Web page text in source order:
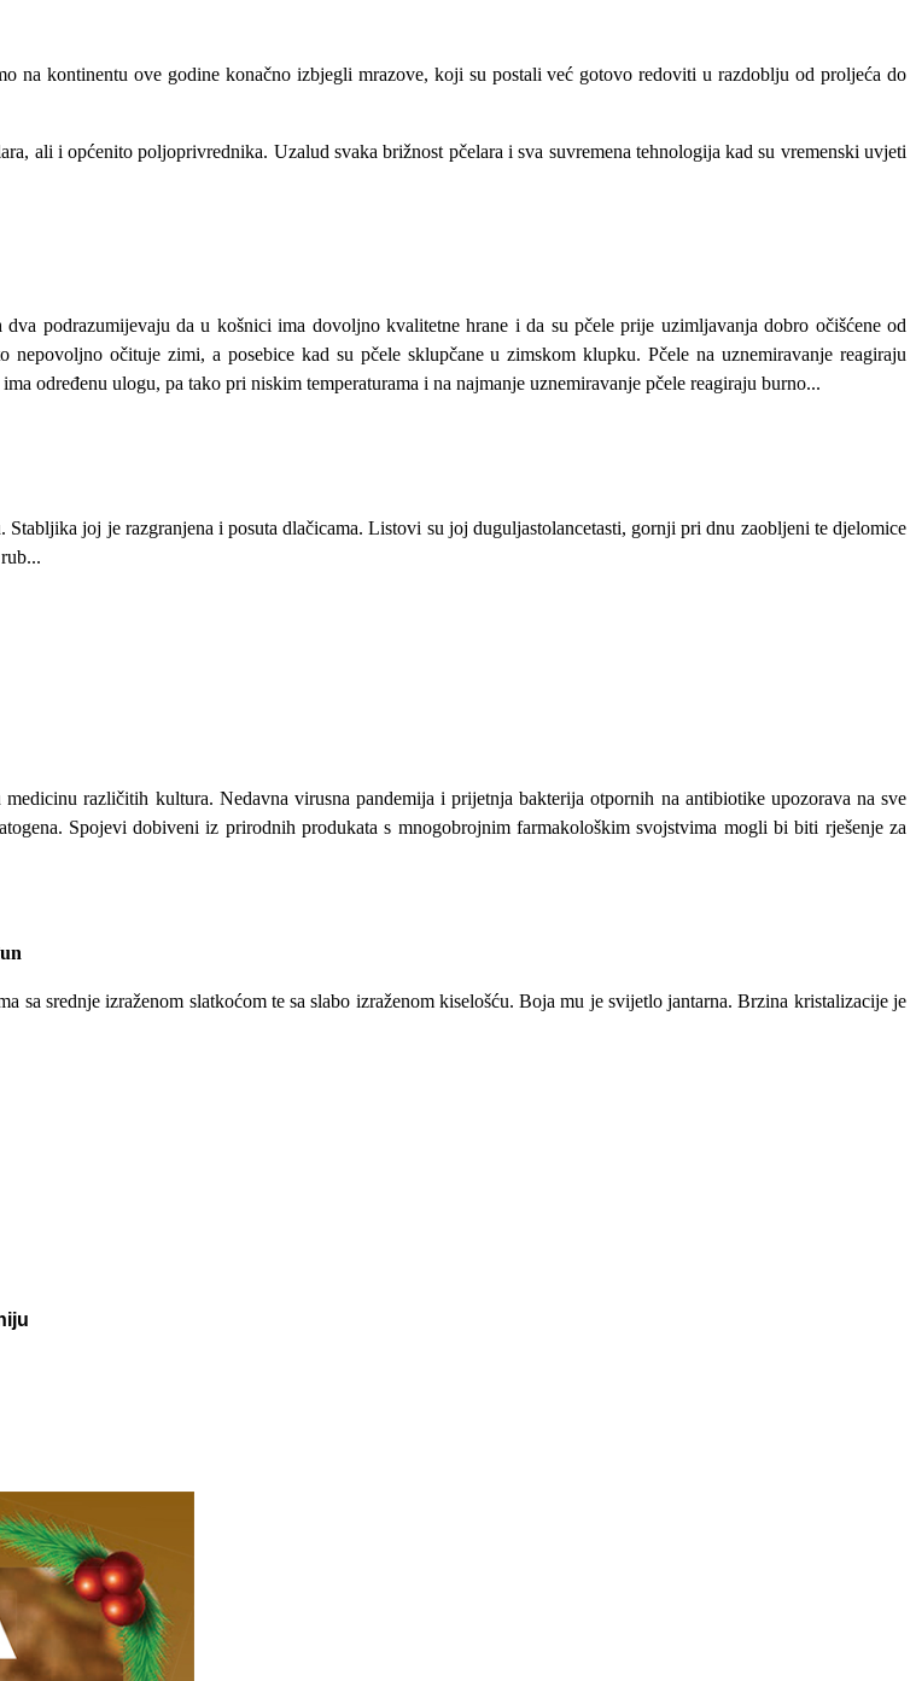
na kontinentu ove godine konačno izbjegli mrazove, koji su postali već gotovo redoviti u razdoblju od proljeća do
ali i općenito poljoprivrednika. Uzalud svaka brižnost pčelara i sva suvremena tehnologija kad su vremenski uvjeti
podrazumijevaju da u košnici ima dovoljno kvalitetne hrane i da su pčele prije uzimljavanja dobro očišćene od
očituje zimi, a posebice kad su pčele sklupčane u zimskom klupku. Pčele na uznemiravanje reagiraju
određenu ulogu, pa tako pri niskim temperaturama i na najmanje uznemiravanje pčele reagiraju burno...
joj je razgranjena i posuta dlačicama. Listovi su joj duguljastolancetasti, gornji pri dnu zaobljeni te djelomice
različitih kultura. Nedavna virusna pandemija i prijetnja bakterija otpornih na antibiotike upozorava na sve
Spojevi dobiveni iz prirodnih produkata s mnogobrojnim farmakološkim svojstvima mogli bi biti rješenje za
sa srednje izraženom slatkoćom te sa slabo izraženom kiselošću. Boja mu je svijetlo jantarna. Brzina kristalizacije je